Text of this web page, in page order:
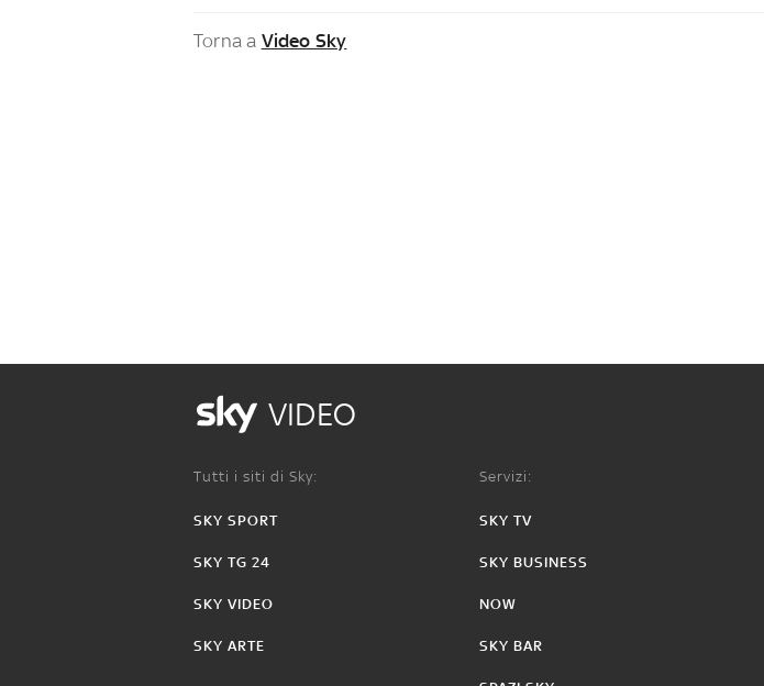
Torna a Video Sky
VIDEO
Tutti i siti di Sky:
SKY SPORT
SKY TG 24
SKY VIDEO
SKY ARTE
Servizi:
SKY TV
SKY BUSINESS
NOW
SKY BAR